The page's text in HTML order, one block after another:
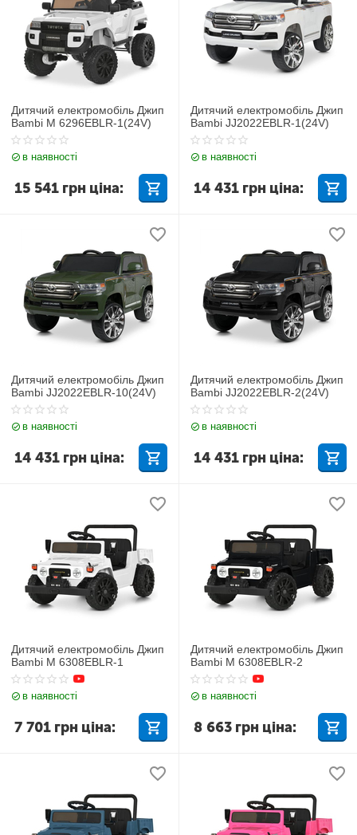
Дитячий електромобіль Джип
Bambi M 6296EBLR-1(24V)
в наявності
15 541 грн ціна:
Дитячий електромобіль Джип
Bambi JJ2022EBLR-1(24V)
в наявності
14 431 грн ціна:
Дитячий електромобіль Джип
Bambi JJ2022EBLR-10(24V)
в наявності
14 431 грн ціна:
Дитячий електромобіль Джип
Bambi JJ2022EBLR-2(24V)
в наявності
14 431 грн ціна:
Дитячий електромобіль Джип
Bambi M 6308EBLR-1
в наявності
7 701 грн ціна:
Дитячий електромобіль Джип
Bambi M 6308EBLR-2
в наявності
8 663 грн ціна: